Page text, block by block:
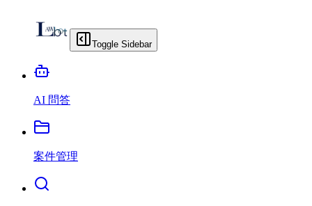
Toggle Sidebar
AI 問答
案件管理